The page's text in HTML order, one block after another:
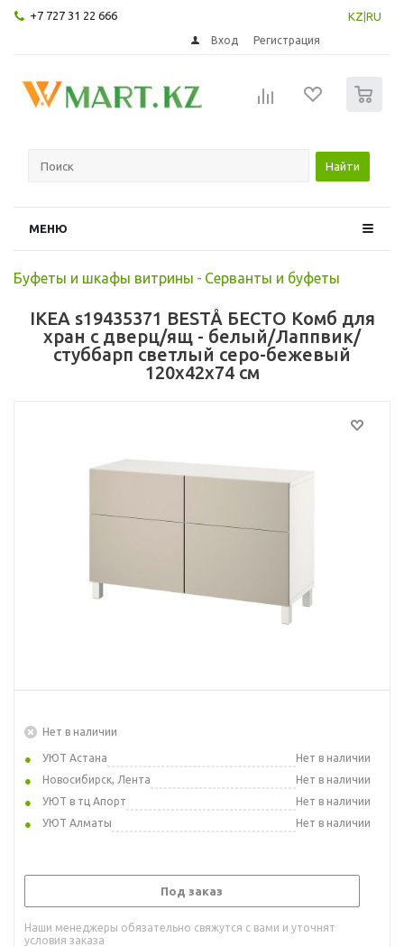
+7 727 31 22 666 KZ RU
Вход Регистрация
Найти
МЕНЮ
Буфеты и шкафы витрины - Серванты и буфеты
IKEA s19435371 BESTÅ БЕСТО Комб для
хран с дверц/ящ - белый/Лаппвик/
стуббарп светлый серо-бежевый
120x42x74 см
Нет в наличии
УЮТ Астана
Нет в наличии
Новосибирск, Лента
Нет в наличии
УЮТ в тц Апорт
Нет в наличии
УЮТ Алматы
Нет в наличии
Под заказ
Наши менеджеры обязательно свяжутся с вами и уточнят
условия заказа